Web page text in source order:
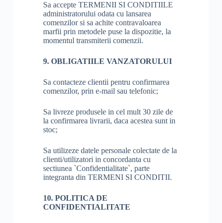
Sa accepte TERMENII SI CONDITIILE
administratorului odata cu lansarea
comenzilor si sa achite contravaloarea
marfii prin metodele puse la dispozitie, la
momentul transmiterii comenzii.
9. OBLIGATIILE VANZATORULUI
Sa contacteze clientii pentru confirmarea
comenzilor, prin e-mail sau telefonic;
Sa livreze produsele in cel mult 30 zile de
la confirmarea livrarii, daca acestea sunt in
stoc;
Sa utilizeze datele personale colectate de la
clienti/utilizatori in concordanta cu
sectiunea `Confidentialitate`, parte
integranta din TERMENI SI CONDITII.
10. POLITICA DE
CONFIDENTIALITATE